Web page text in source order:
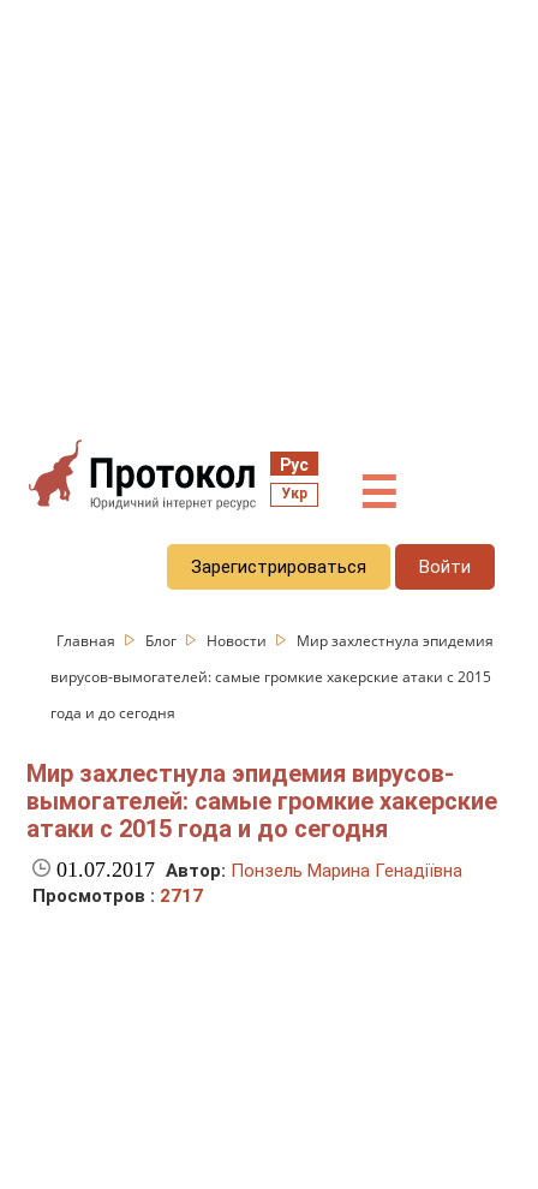
Рус
Укр ☰
Зарегистрироваться Войти
Главная Блог Новости
Мир захлестнула эпидемия
вирусов-вымогателей: самые громкие хакерские атаки с 2015
года и до сегодня
Мир захлестнула эпидемия вирусов-
вымогателей: самые громкие хакерские
атаки с 2015 года и до сегодня
01.07.2017 Автор: Понзель Марина Генадіївна
Просмотров : 2717